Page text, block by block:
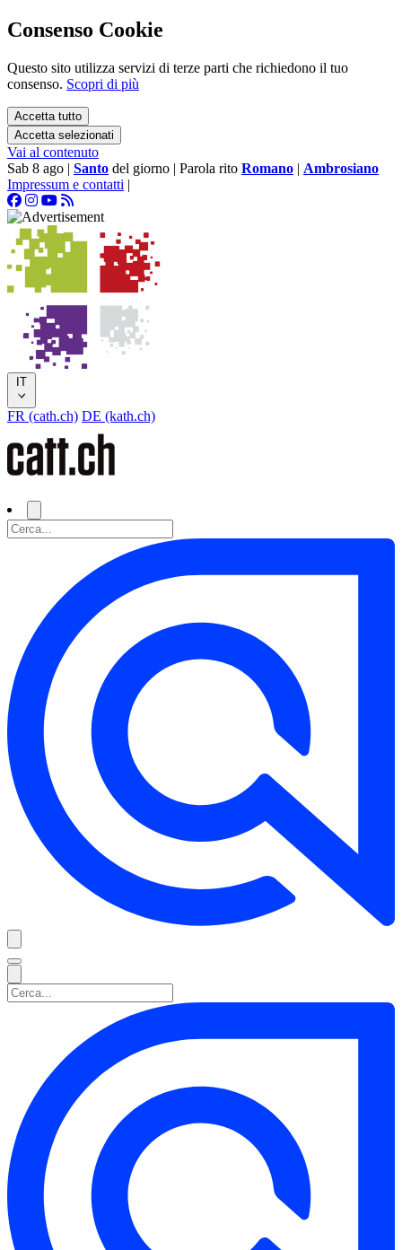
Consenso Cookie
Questo sito utilizza servizi di terze parti che richiedono il tuo
consenso. Scopri di più
Accetta tutto
Accetta selezionati
Vai al contenuto
Sab 8 ago | Santo del giorno | Parola rito Romano | Ambrosiano
Impressum e contatti |
IT
FR (cath.ch) DE (kath.ch)